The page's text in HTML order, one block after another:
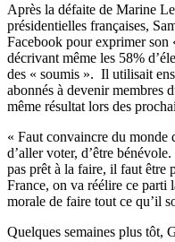
Après la défaite de Marine
présidentielles françaises,
Facebook pour exprimer son
décrivant même les 58%
des « soumis ». Il utilisait
abonnés à devenir membres
même résultat lors des
« Faut convaincre du monde
d’aller voter, d’être
pas prêt à la faire, il faut être
France, on va réélire ce
morale de faire tout ce qu’il
Quelques semaines plus tôt,